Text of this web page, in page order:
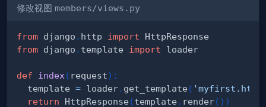
修改视图 members/views.py
from django . http import
from django . template import
def index ( request) :
  template
= loader. get_template (
return HttpResponse (template . render( ) )